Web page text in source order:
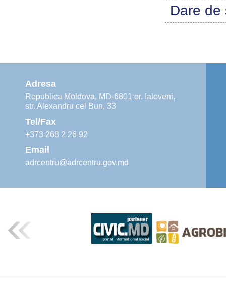
Dare de
Adresa
Republica Moldova, MD-6801 or. Ialoveni,
str. Alexandru cel Bun, 33
Tel/Fax
+373 268 2 26 92
Email
adrcentru@adrcentru.gov.md